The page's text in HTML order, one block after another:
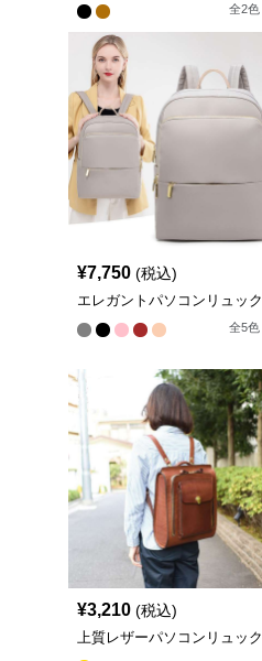
全2色
¥7,750 (税込)
エレガントパソコンリュック
全5色
¥3,210 (税込)
上質レザーパソコンリュック